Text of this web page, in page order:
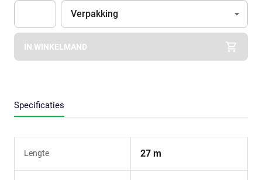
Apok.Product.Detail.AddToCart.Quantity (Optioneel)
Eenheid
Verpakking
IN WINKELMAND
Specificaties
Lengte 27 m